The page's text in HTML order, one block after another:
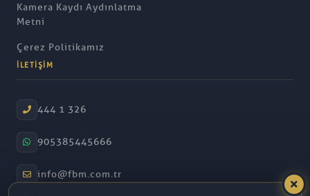
Kamera Kaydı Aydınlatma
Metni
Çerez Politikamız
İLETIŞIM
444 1 326
905385445666
info@fbm.com.tr